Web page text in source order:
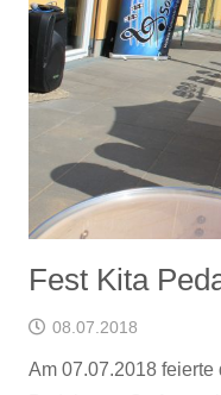
Fest Kita
08.07.2018
Am 07.07.2018